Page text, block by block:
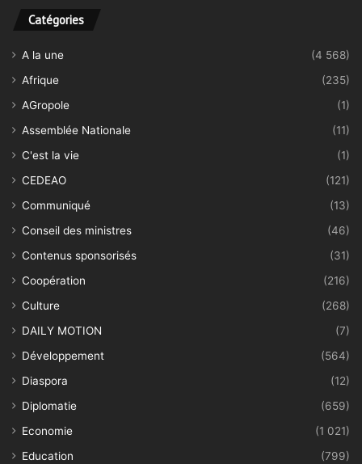
Catégories
A la une
(4 568)
Afrique
(235)
AGropole
(1)
Assemblée Nationale
(11)
C'est la vie
(1)
CEDEAO
(121)
Communiqué
(13)
Conseil des ministres
(46)
Contenus sponsorisés
(31)
Coopération
(216)
Culture
(268)
DAILY MOTION
(7)
Développement
(564)
Diaspora
(12)
Diplomatie
(659)
Economie
(1 021)
Education
(799)